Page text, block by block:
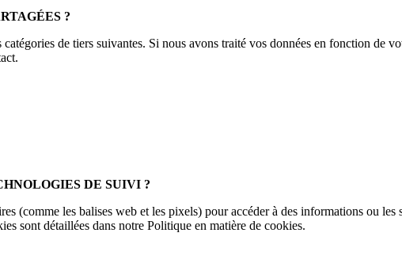
?
de tiers suivantes. Si nous avons traité vos données en fonction de
DE SUIVI ?
(comme les balises web et les pixels) pour accéder à des informations ou
sont détaillées dans notre Politique en matière de cookies.